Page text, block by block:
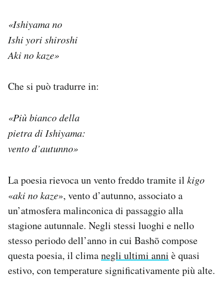
«Ishiyama no
Ishi yori shiroshi
Aki no kaze»
Che si può tradurre in:
«Più bianco della
pietra di Ishiyama:
vento d’autunno»
La poesia rievoca un vento freddo tramite il kigo
«aki no kaze», vento d’autunno, associato a
un’atmosfera malinconica di passaggio alla
stagione autunnale. Negli stessi luoghi e nello
stesso periodo dell’anno in cui Bashō compose
questa poesia, il climanegli ultimi anni è quasi
estivo, con temperature significativamente più alte.